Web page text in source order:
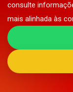
consulte
mais alinhada às